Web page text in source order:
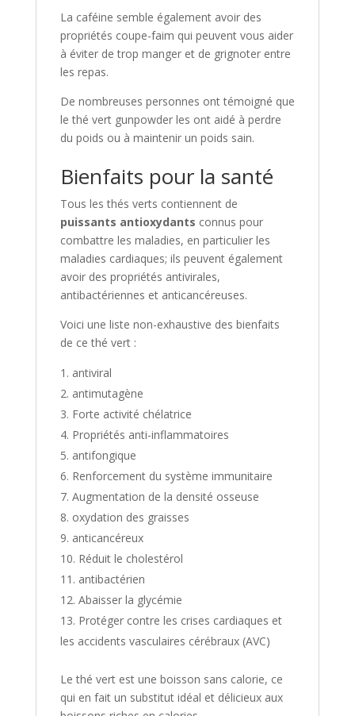
La caféine semble également avoir des
propriétés coupe-faim qui peuvent vous aider
à éviter de trop manger et de grignoter entre
les repas.
De nombreuses personnes ont témoigné que
le thé vert gunpowder les ont aidé à perdre
du poids ou à maintenir un poids sain.
Bienfaits pour la santé
Tous les thés verts contiennent de
puissants antioxydants connus pour
combattre les maladies, en particulier les
maladies cardiaques; ils peuvent également
avoir des propriétés antivirales,
antibactériennes et anticancéreuses.
Voici une liste non-exhaustive des bienfaits
de ce thé vert :
antiviral
antimutagène
Forte activité chélatrice
Propriétés anti-inflammatoires
antifongique
Renforcement du système immunitaire
Augmentation de la densité osseuse
oxydation des graisses
anticancéreux
Réduit le cholestérol
antibactérien
Abaisser la glycémie
Protéger contre les crises cardiaques et
les accidents vasculaires cérébraux (AVC)
Le thé vert est une boisson sans calorie, ce
qui en fait un substitut idéal et délicieux aux